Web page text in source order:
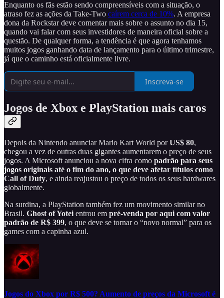
Enquanto os fãs estão sendo compreensíveis com a situação, o
atraso fez as ações da Take-Two caírem cerca de 10%. A empresa
dona da Rockstar deve comentar mais sobre o assunto no dia 15,
quando vai falar com seus investidores de maneira oficial sobre a
questão. De qualquer forma, a tendência é que agora tenhamos
muitos jogos ganhando data de lançamento para o último trimestre,
já que o caminho está oficialmente livre.
Inscreva-se
Jogos de Xbox e PlayStation mais caros
Depois da Nintendo anunciar Mario Kart World porUS$ 80,
chegou a vez de outras duas gigantes aumentarem o preço de seus
jogos. A Microsoft anunciou a nova cifra como padrão para seus
jogos originais até o fim do ano, o que deve afetar títulos como
Call of Duty, e ainda reajustou o preço de todos os seus hardwares
globalmente.
Na surdina, a PlayStation também fez um movimento similar no
Brasil. Ghost of Yotei entrou em pré-venda por aqui com valor
padrão de R$ 399, o que deve se tornar o “novo normal” para os
games com a capinha azul.
Jogos do Xbox por R$ 500? Aumento de preços da Microsoft é